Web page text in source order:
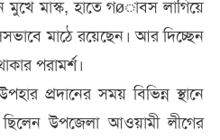
মুখে মাস্ক, হাতে গøাব্স লাগিয়ে
মাঠে রয়েছেন। আর দিচ্ছেন
পরামর্শ।
প্রদানের সময় বিভিন্ন স্থানে
ছিলেন উপজেলা আওয়ামী লীগের